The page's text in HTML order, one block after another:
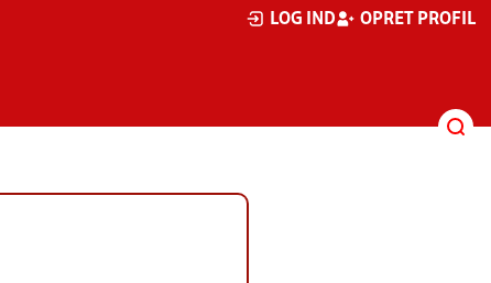
LOG IND OPRET PROFIL